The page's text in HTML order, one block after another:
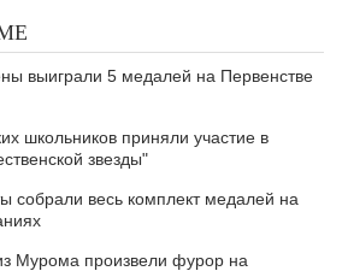
выиграли 5 медалей на Первенстве
школьников приняли участие в
звезды"
собрали весь комплект медалей на
Мурома произвели фурор на